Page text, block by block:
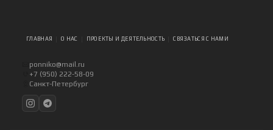
ГЛАВНАЯ О НАС ПРОЕКТЫ И ДЕЯТЕЛЬНОСТЬ СВЯЗАТЬСЯ С НАМИ
ponniko@mail.ru
+7 (950) 222-58-09
Санкт-Петербург